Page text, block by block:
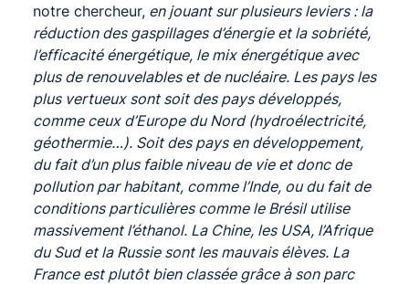
notre chercheur,en jouant sur plusieurs leviers : la
réduction des gaspillages d’énergie et la sobriété,
l’efficacité énergétique, le mix énergétique avec
plus de renouvelables et de nucléaire. Les pays les
plus vertueux sont soit des pays développés,
comme ceux d’Europe du Nord (hydroélectricité,
géothermie…). Soit des pays en développement,
du fait d’un plus faible niveau de vie et donc de
pollution par habitant, comme l’Inde, ou du fait de
conditions particulières comme le Brésil utilise
massivement l’éthanol. La Chine, les USA, l’Afrique
du Sud et la Russie sont les mauvais élèves. La
France est plutôt bien classée grâce à son parc